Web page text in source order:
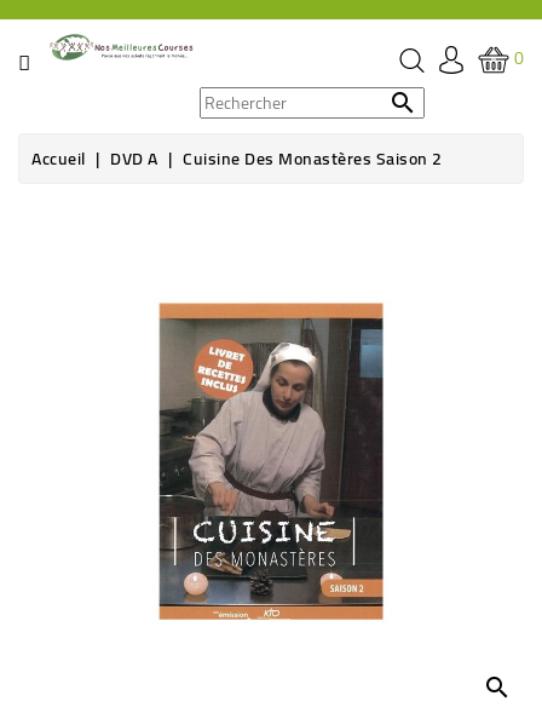
CATÉGORIE
ÉPICERIE
0

Accueil DVD A Cuisine Des Monastères Saison 2
search